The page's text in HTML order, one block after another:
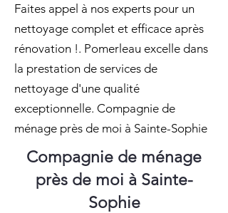
Faites appel à nos experts pour un
nettoyage complet et efficace après
rénovation !. Pomerleau excelle dans
la prestation de services de
nettoyage d'une qualité
exceptionnelle. Compagnie de
ménage près de moi à Sainte-Sophie
Compagnie de ménage
près de moi à Sainte-
Sophie